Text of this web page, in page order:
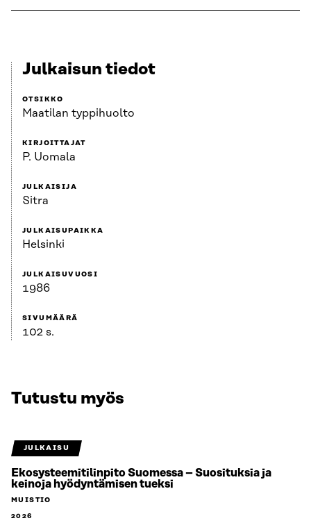
Julkaisun tiedot
OTSIKKO
Maatilan typpihuolto
KIRJOITTAJAT
P. Uomala
JULKAISIJA
Sitra
JULKAISUPAIKKA
Helsinki
JULKAISUVUOSI
1986
SIVUMÄÄRÄ
102 s.
Tutustu myös
JULKAISU
Ekosysteemitilinpito Suomessa – Suosituksia ja
keinoja hyödyntämisen tueksi
MUISTIO
2026